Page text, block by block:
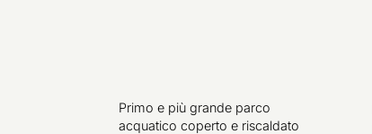
Primo e più grande parco
acquatico coperto e riscaldato